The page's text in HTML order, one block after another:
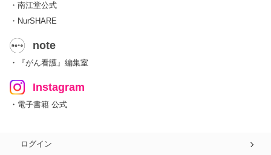
・南江堂公式
・NurSHARE
note
・『がん看護』編集室
Instagram
・電子書籍 公式
ログイン